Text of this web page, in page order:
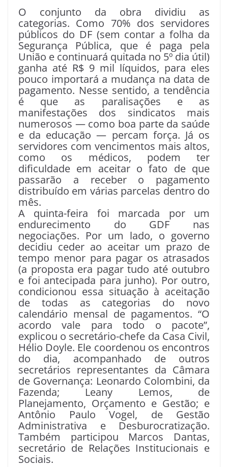
O conjunto da obra dividiu as
categorias. Como 70% dos servidores
públicos do DF (sem contar a folha da
Segurança Pública, que é paga pela
União e continuará quitada no 5º dia útil)
ganha até R$ 9 mil líquidos, para eles
pouco importará a mudança na data de
pagamento. Nesse sentido, a tendência
é que as paralisações e as
manifestações dos sindicatos mais
numerosos — como boa parte da saúde
e da educação — percam força. Já os
servidores com vencimentos mais altos,
como os médicos, podem ter
dificuldade em aceitar o fato de que
passarão a receber o pagamento
distribuído em várias parcelas dentro do
mês.
A quinta-feira foi marcada por um
endurecimento do GDF nas
negociações. Por um lado, o governo
decidiu ceder ao aceitar um prazo de
tempo menor para pagar os atrasados
(a proposta era pagar tudo até outubro
e foi antecipada para junho). Por outro,
condicionou essa situação à aceitação
de todas as categorias do novo
calendário mensal de pagamentos. “O
acordo vale para todo o pacote”,
explicou o secretário-chefe da Casa Civil,
Hélio Doyle. Ele coordenou os encontros
do dia, acompanhado de outros
secretários representantes da Câmara
de Governança: Leonardo Colombini, da
Fazenda; Leany Lemos, de
Planejamento, Orçamento e Gestão; e
Antônio Paulo Vogel, de Gestão
Administrativa e Desburocratização.
Também participou Marcos Dantas,
secretário de Relações Institucionais e
Sociais.